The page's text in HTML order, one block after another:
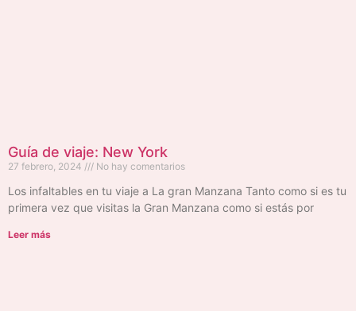
Guía de viaje: New York
27 febrero, 2024 No hay comentarios
Los infaltables en tu viaje a La gran Manzana Tanto como si es tu
primera vez que visitas la Gran Manzana como si estás por
Leer más